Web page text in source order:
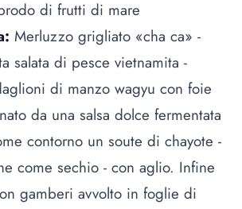
di frutti di mare
Merluzzo grigliato «cha ca» -
salata di pesce vietnamita -
di manzo wagyu con foie
da una salsa dolce fermentata
contorno un soute di chayote -
come sechio - con aglio. Infine
gamberi avvolto in foglie di